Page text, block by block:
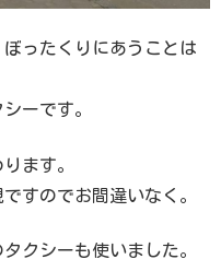
ったくりにあうことは
ーです。
ます。
すのでお間違いなく。
タクシーも使いました。